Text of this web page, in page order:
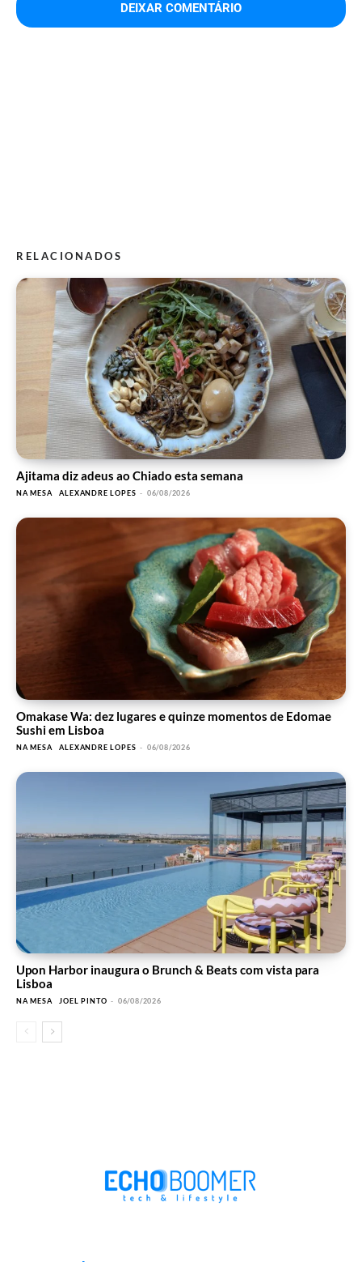
RELACIONADOS
Ajitama diz adeus ao Chiado esta semana
NA MESA ALEXANDRE LOPES - 06/08/2026
Omakase Wa: dez lugares e quinze momentos de Edomae
Sushi em Lisboa
NA MESA ALEXANDRE LOPES - 06/08/2026
Upon Harbor inaugura o Brunch & Beats com vista para
Lisboa
NA MESA JOEL PINTO - 06/08/2026